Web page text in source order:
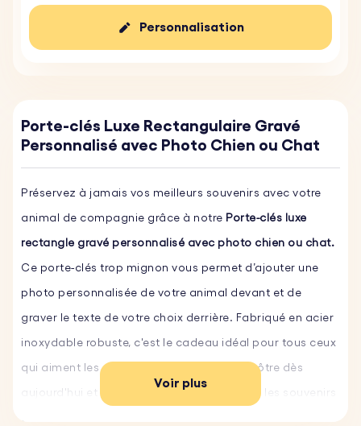
Personnalisation
Porte-clés Luxe Rectangulaire Gravé
Personnalisé avec Photo Chien ou Chat
Préservez à jamais vos meilleurs souvenirs avec votre
animal de compagnie grâce à notre Porte-clés luxe
rectangle gravé personnalisé avec photo chien ou chat.
Ce porte-clés trop mignon vous permet d’ajouter une
photo personnalisée de votre animal devant et de
graver le texte de votre choix derrière. Fabriqué en acier
inoxydable robuste, c'est le cadeau idéal pour tous ceux
qui aiment les animaux. Personnalisez le vôtre dès
aujourd'hui et emportez partout avec vous les souvenirs
Voir plus